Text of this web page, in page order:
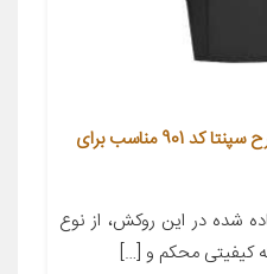
روکش صندلی خودرو هايکو طرح سپنتا کد 901 مناسب برای
شده در این روکش، از نوع
کیفیتی محکم و […]